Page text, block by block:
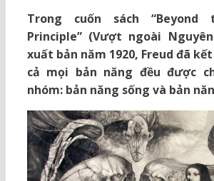
Trong cuốn sách “Beyond
Principle” (Vượt ngoài
xuất bản năm 1920, Freud đã
cả mọi bản năng đều được
nhóm: bản năng sống và bản